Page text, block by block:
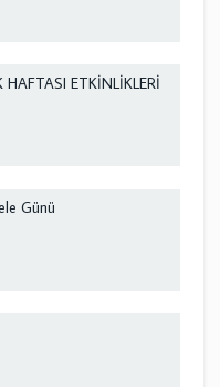
ETKİNLİKLERİ
Günü